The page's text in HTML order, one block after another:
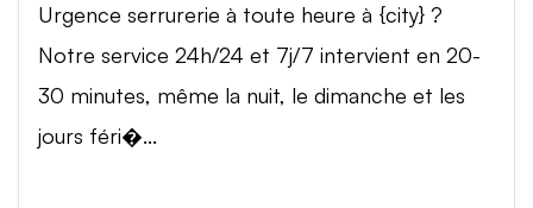
Urgence serrurerie à toute heure à {city} ?
Notre service 24h/24 et 7j/7 intervient en 20-
30 minutes, même la nuit, le dimanche et les
jours féri�...